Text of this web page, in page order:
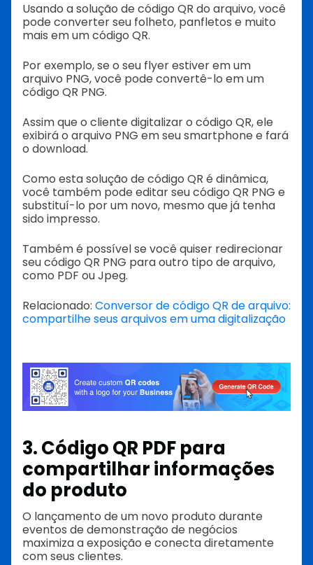
Usando a solução de código QR do arquivo, você
pode converter seu folheto, panfletos e muito
mais em um código QR.
Por exemplo, se o seu flyer estiver em um
arquivo PNG, você pode convertê-lo em um
código QR PNG.
Assim que o cliente digitalizar o código QR, ele
exibirá o arquivo PNG em seu smartphone e fará
o download.
Como esta solução de código QR é dinâmica,
você também pode editar seu código QR PNG e
substituí-lo por um novo, mesmo que já tenha
sido impresso.
Também é possível se você quiser redirecionar
seu código QR PNG para outro tipo de arquivo,
como PDF ou Jpeg.
Relacionado: Conversor de código QR de arquivo:
compartilhe seus arquivos em uma digitalização
3. Código QR PDF para
compartilhar informações
do produto
O lançamento de um novo produto durante
eventos de demonstração de negócios
maximiza a exposição e conecta diretamente
com seus clientes.